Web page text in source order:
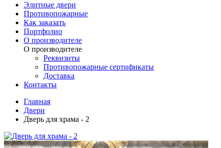
Элитные двери
Противопожарные
Как заказать
Портфолио
О производителе
О производителе
Реквизиты
Противопожарные сертификаты
Доставка
Контакты
Главная
Двери
Дверь для храма - 2